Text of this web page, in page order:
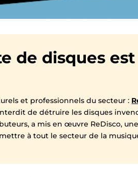
de disques
et professionnels du secteur :
de détruire les disques
a mis en œuvre ReDisco,
à tout le secteur de la